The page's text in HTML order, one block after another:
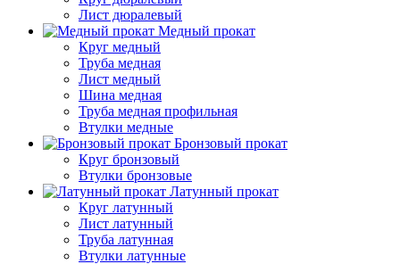
Лист дюралевый
Медный прокат
Круг медный
Труба медная
Лист медный
Шина медная
Труба медная профильная
Втулки медные
Бронзовый прокат
Круг бронзовый
Втулки бронзовые
Латунный прокат
Круг латунный
Лист латунный
Труба латунная
Втулки латунные